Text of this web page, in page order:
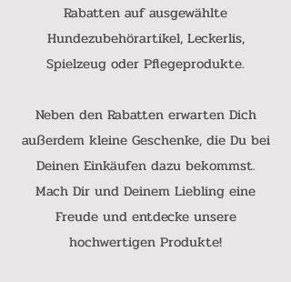
Rabatten auf ausgewählte
Hundezubehörartikel, Leckerlis,
Spielzeug oder Pflegeprodukte.
Neben den Rabatten erwarten Dich
außerdem kleine Geschenke, die Du bei
Deinen Einkäufen dazu bekommst.
Mach Dir und Deinem Liebling eine
Freude und entdecke unsere
hochwertigen Produkte!